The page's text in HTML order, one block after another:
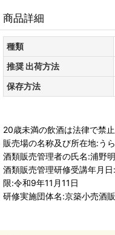
商品詳細
種類
推奨 出荷方法
保存方法
20歳未満の飲酒は法律で禁止
販売場の名称及び所在地:う
酒類販売管理者の氏名:浦野
酒類販売管理研修受講年月
限:令和9年11月11日
研修実施団体名:京築小売酒